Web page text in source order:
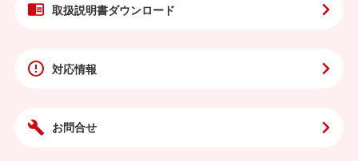
取扱説明書ダウンロード
対応情報
お問合せ